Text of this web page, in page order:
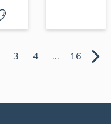
3 4 ... 16